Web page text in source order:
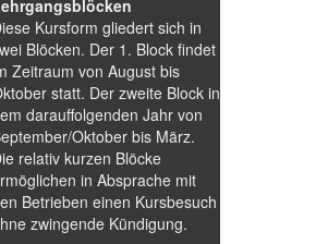
Kursform gliedert sich in
Blöcken. Der 1. Block findet
Zeitraum von August bis
statt. Der zweite Block in
darauffolgenden Jahr von
Oktober bis März.
relativ kurzen Blöcke
in Absprache mit
Betrieben einen Kursbesuch
zwingende Kündigung.